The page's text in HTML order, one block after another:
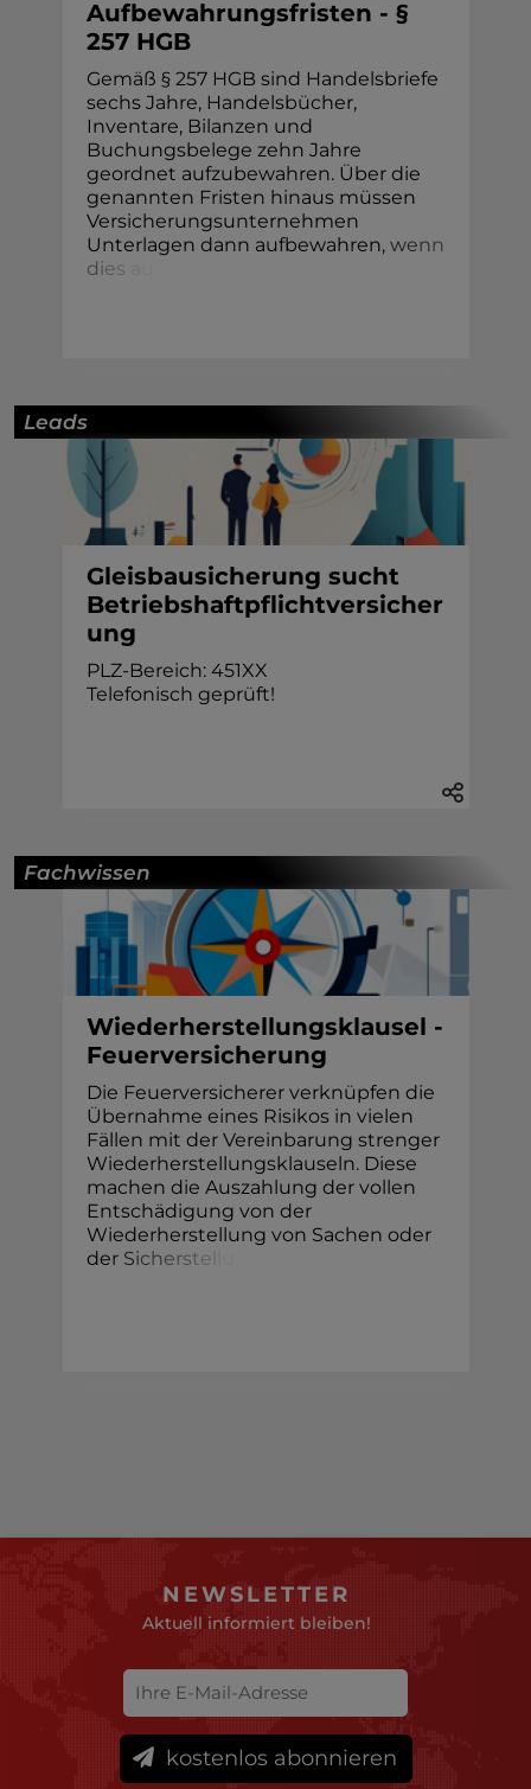
Aufbewahrungsfristen - §
257 HGB
Gemäß § 257 HGB sind Handelsbriefe
sechs Jahre, Handelsbücher,
Inventare, Bilanzen und
Buchungsbelege zehn Jahre
geordnet aufzubewahren. Über die
genannten Fristen hinaus müssen
Versicherungsunternehmen
Unterlagen dann aufbewahren, wenn
d ies
Leads
Gleisbausicherung sucht
Betriebshaftpflichtversicher
ung
PLZ-Bereich: 451XX
Telefonisch geprüft!
Fachwissen
Wiederherstellungsklausel -
Feuerversicherung
Die Feuerversicherer verknüpfen die
Übernahme eines Risikos in vielen
Fällen mit der Vereinbarung strenger
Wiederherstellungsklauseln. Diese
machen die Auszahlung der vollen
Entschädigung von der
Wiederherstellung von Sachen oder
der Sicherste
NEWSLETTER
Aktuell informiert bleiben!
kostenlos abonnieren